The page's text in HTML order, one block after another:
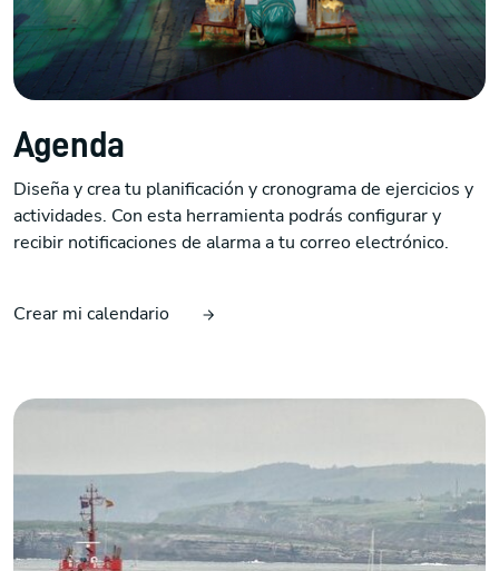
Agenda
Diseña y crea tu planificación y cronograma de ejercicios y
actividades. Con esta herramienta podrás configurar y
recibir notificaciones de alarma a tu correo electrónico.
Crear mi calendario